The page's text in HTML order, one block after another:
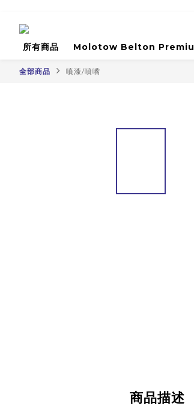
所有商品
Molotow Belton
全部商品 噴漆/噴嘴
商品描述